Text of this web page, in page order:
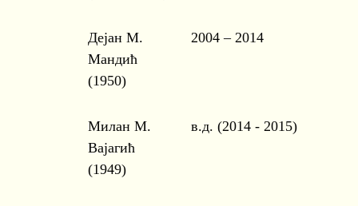
Дејан М.
Мандић
(1950)
2004 – 2014
Милан М.
Вајагић
(1949)
в.д. (2014 - 2015)